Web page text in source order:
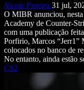
Nicole Pereira 31 jul,
O MIBR anunciou,
Academy de Counter-
com uma publicação
Porfirio, Marcos “Jerr1”
colocados no banco de
No entanto, ainda estão
CS2